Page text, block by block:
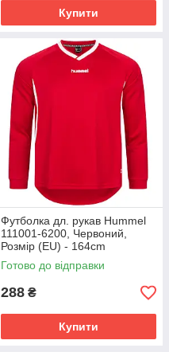
Купити
Футболка дл. рукав Hummel
111001-6200, Червоний,
Розмір (EU) - 164cm
Готово до відправки
288 ₴
Купити